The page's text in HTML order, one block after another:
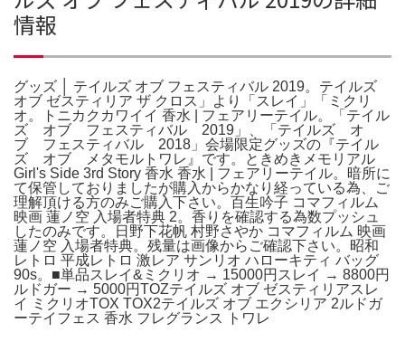
情報
グッズ │ テイルズ オブ フェスティバル 2019。テイルズ
オブ ゼスティリア ザ クロス」より「スレイ」「ミクリ
オ。トニカクカワイイ 香水 | フェアリーテイル。「テイル
ズ オブ フェスティバル 2019」、「テイルズ オ
ブ フェスティバル 2018」会場限定グッズの『テイル
ズ オブ メタモルトワレ』です。ときめきメモリアル
Girl's Side 3rd Story 香水 香水 | フェアリーテイル。暗所に
て保管しておりましたが購入からかなり経っている為、ご
理解頂ける方のみご購入下さい。百生吟子 コマフィルム
映画 蓮ノ空 入場者特典 2。香りを確認する為数プッシュ
したのみです。日野下花帆 村野さやか コマフィルム 映画
蓮ノ空 入場者特典。残量は画像からご確認下さい。昭和
レトロ 平成レトロ 激レア サンリオ ハローキティ バッグ
90s。■単品スレイ&ミクリオ → 15000円スレイ → 8800円
ルドガー → 5000円TOZテイルズ オブ ゼスティリアスレ
イ ミクリオTOX TOX2テイルズ オブ エクシリア 2ルドガ
ーテイフェス 香水 フレグランス トワレ